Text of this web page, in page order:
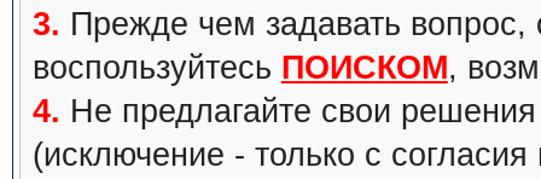
3. Прежде чем задавать вопрос,
воспользуйтесь ПОИСКОМ,
4. Не предлагайте свои
(исключение - только с